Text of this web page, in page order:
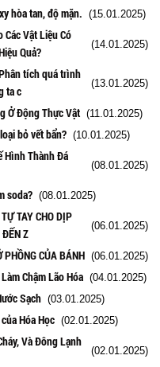
hòa tan, độ mặn. (15.01.2025)
Các Vật Liệu Có
Quả?
(14.01.2025)
tích quá trình
ta c
(13.01.2025)
Ở Động Thực Vật (11.01.2025)
bỏ vết bẩn? (10.01.2025)
Hình Thành Đá
(08.01.2025)
soda? (08.01.2025)
TAY CHO DỊP
Z
(06.01.2025)
PHỒNG CỦA BÁNH (06.01.2025)
Chậm Lão Hóa (04.01.2025)
Sạch (03.01.2025)
Hóa Học (02.01.2025)
Và Đông Lạnh
(02.01.2025)